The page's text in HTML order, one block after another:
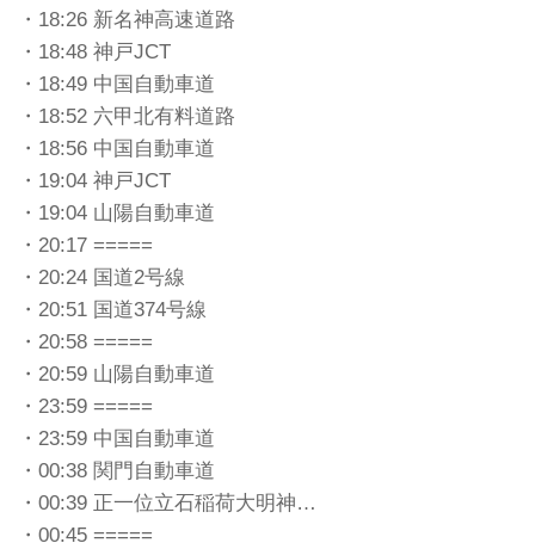
・18:26 新名神高速道路
・18:48 神戸JCT
・18:49 中国自動車道
・18:52 六甲北有料道路
・18:56 中国自動車道
・19:04 神戸JCT
・19:04 山陽自動車道
・20:17 =====
・20:24 国道2号線
・20:51 国道374号線
・20:58 =====
・20:59 山陽自動車道
・23:59 =====
・23:59 中国自動車道
・00:38 関門自動車道
・00:39 正一位立石稲荷大明神…
・00:45 =====